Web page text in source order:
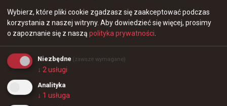
Zdjęcie: PGL
nafany o dołączeniu do 1win: Jasne, że
jest o wiele łatwiej, kiedy masz za sobą
Wybierz, które pliki cookie zgadzasz się zaakceptować podczas
korzystania z naszej witryny. Aby dowiedzieć się więcej, prosimy
o zapoznanie się z naszą polityka prywatności.
Niezbędne (zawsze wymagane)
↓ 2usługi
Analityka
↓ 1 usługa